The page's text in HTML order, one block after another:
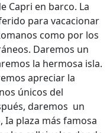
Capri en barco. La
para vacacionar
como por los
Daremos un
la hermosa isla.
apreciar la
únicos del
daremos un
Ia plaza más famosa